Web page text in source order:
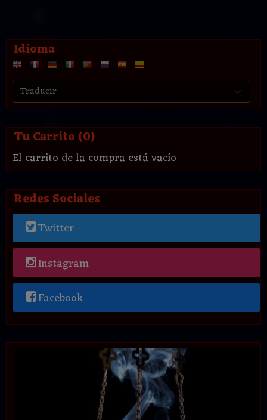
Idioma
Tu Carrito (0)
El carrito de la compra está vacío
Redes Sociales
Twitter
Instagram
Facebook